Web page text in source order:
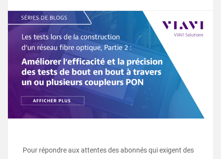
Pour répondre aux attentes des abonnés qui exigent des